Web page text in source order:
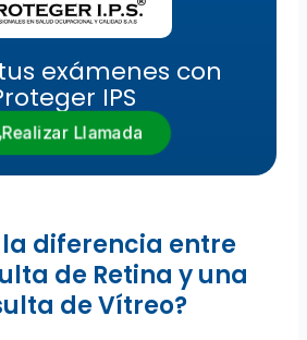
exámenes con
IPS
Realizar Llamada
la diferencia entre
de Retina y una
de Vítreo?